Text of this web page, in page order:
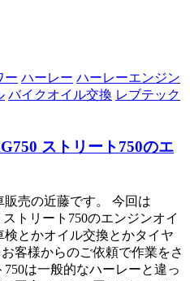
ー ハーレー ハーレーエンジン
バイクオイル交換 レブテック
ストリート750のエ
販売の近藤です。 今回は
トリート750のエンジンオイ
とかオイル交換とかタイヤ
客様からのご依頼で作業をさ
は一般的なハーレーと違っ